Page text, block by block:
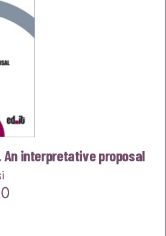
An interpretative proposal